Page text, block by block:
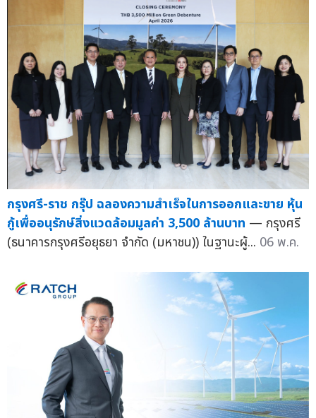
กรุงศรี-ราช กรุ๊ป ฉลองความสำเร็จในการออกและขาย หุ้น
กู้เพื่ออนุรักษ์สิ่งแวดล้อมมูลค่า 3,500 ล้านบาท — กรุงศรี
(ธนาคารกรุงศรีอยุธยา จำกัด (มหาชน)) ในฐานะผู้... 06 พ.ค.